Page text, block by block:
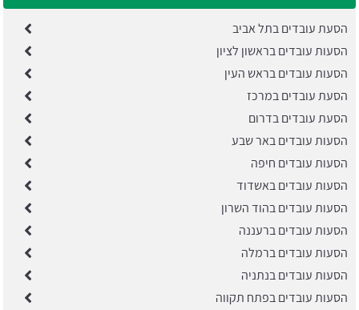
הסעת עובדים בתל אביב
הסעות עובדים בראשון לציון
הסעות עובדים בראש העין
הסעת עובדים במרכז
הסעת עובדים בדרום
הסעות עובדים באר שבע
הסעות עובדים חיפה
הסעות עובדים באשדוד
הסעות עובדים בהוד השרון
הסעות עובדים ברעננה
הסעות עובדים ברמלה
הסעות עובדים בנתניה
הסעות עובדים בפתח תקווה